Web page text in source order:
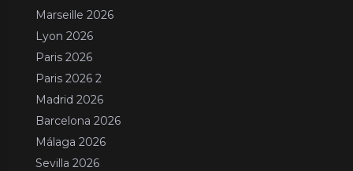
Marseille 2026
Lyon 2026
Paris 2026
Paris 2026 2
Madrid 2026
Barcelona 2026
Málaga 2026
Sevilla 2026